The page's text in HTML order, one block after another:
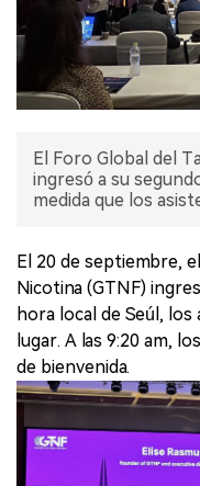
ENTREVISTA
El Foro Global del
ingresó a su
medida que los
El 20 de septiembre,
Nicotina (GTNF)
hora local de Seúl,
lugar. A las 9:20 am,
de bienvenida.